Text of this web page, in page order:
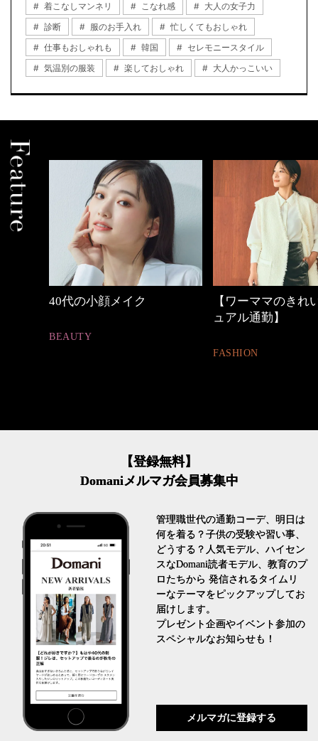
着こなしマンネリ こなれ感
大人の女子力
診断
服のお手入れ
忙しくてもおしゃれ
仕事もおしゃれも
韓国
セレモニースタイル
気温別の服装
楽しておしゃれ 大人かっこいい
代の小顔メイク
【ワーママのきれいめカジ
ュアル通勤】
【登録無料】
Domaniメルマガ会員募集中
管理職世代の通勤コーデ、明日は
何を着る？子供の受験や習い事、
どうする？人気モデル、ハイセン
スなDomani読者モデル、教育のプ
ロたちから 発信されるタイムリ
ーなテーマをピックアップしてお
届けします。
プレゼント企画やイベント参加の
スペシャルなお知らせも！
メルマガに登録する